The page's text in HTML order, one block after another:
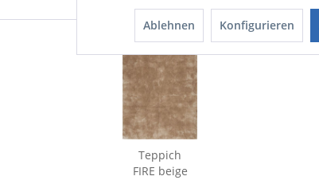
Teppich
FIRE beige
Ablehnen Konfigurieren